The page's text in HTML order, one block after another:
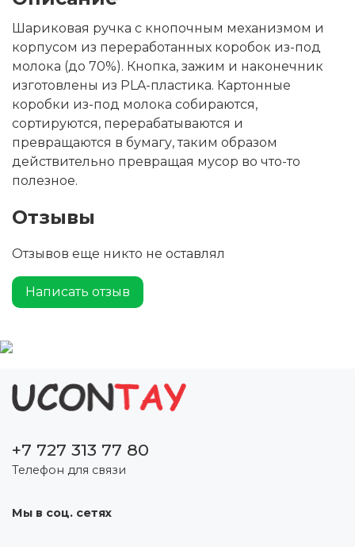
Шариковая ручка с кнопочным механизмом и
корпусом из переработанных коробок из-под
молока (до 70%). Кнопка, зажим и наконечник
изготовлены из PLA-пластика. Картонные
коробки из-под молока собираются,
сортируются, перерабатываются и
превращаются в бумагу, таким образом
действительно превращая мусор во что-то
полезное.
Отзывы
Отзывов еще никто не оставлял
Написать отзыв
+7 727 313 77 80
Телефон для связи
Мы в соц. сетях